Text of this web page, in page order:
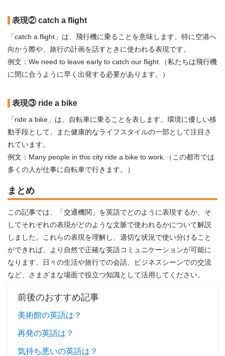
表現② catch a flight
「catch a flight」は、飛行機に乗ることを意味します。特に空港へ
向かう際や、旅行の計画を話すときに使われる表現です。
例文：We need to leave early to catch our flight.（私たちは飛行機
に間に合うように早く出発する必要があります。）
表現③ ride a bike
「ride a bike」は、自転車に乗ることを表します。環境に優しい移
動手段として、また健康的なライフスタイルの一部として注目さ
れています。
例文：Many people in this city ride a bike to work.（この都市では
多くの人が仕事に自転車で行きます。）
まとめ
この記事では、「交通機関」を英語でどのように表現するか、そ
してそれぞれの表現がどのような文脈で使われるかについて解説
しました。これらの表現を理解し、適切な状況で使い分けること
ができれば、より自然で正確な英語コミュニケーションが可能に
なります。日々の生活や旅行での会話、ビジネスシーンでの交流
など、さまざまな場面で役立つ知識として活用してください。
前後のおすすめ記事
美術館の英語は？
再発の英語は？
気持ち悪いの英語は？